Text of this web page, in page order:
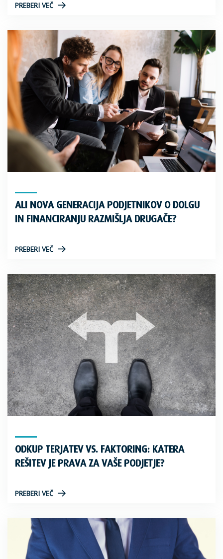
PREBERI VEČ
ALI NOVA GENERACIJA PODJETNIKOV O DOLGU
IN FINANCIRANJU RAZMIŠLJA DRUGAČE?
PREBERI VEČ
ODKUP TERJATEV VS. FAKTORING: KATERA
REŠITEV JE PRAVA ZA VAŠE PODJETJE?
PREBERI VEČ